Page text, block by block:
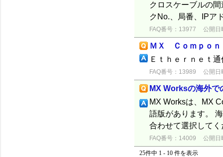
クロスケーブルの
クNo.、局番、IPア
FAQ番号：13977 公開日
ＭＸ Ｃｏｍｐｏｎ
Ｅｔｈｅｒｎｅｔ
FAQ番号：13989 公開日
MX Worksの海外で
MX Worksは、MX
語版があります。
合わせて選択して
FAQ番号：14009 公開日
25件中 1 - 10 件を表示